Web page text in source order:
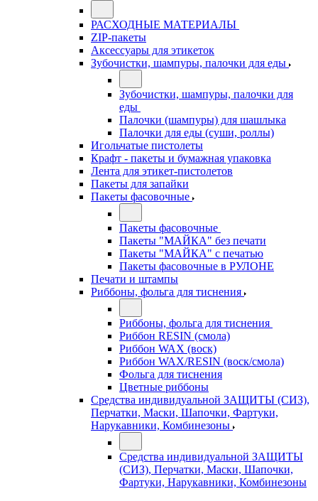
РАСХОДНЫЕ МАТЕРИАЛЫ
ZIP-пакеты
Аксессуары для этикеток
Зубочистки, шампуры, палочки для еды
Зубочистки, шампуры, палочки для
еды
Палочки (шампуры) для шашлыка
Палочки для еды (суши, роллы)
Игольчатые пистолеты
Крафт - пакеты и бумажная упаковка
Лента для этикет-пистолетов
Пакеты для запайки
Пакеты фасовочные
Пакеты фасовочные
Пакеты "МАЙКА" без печати
Пакеты "МАЙКА" с печатью
Пакеты фасовочные в РУЛОНЕ
Печати и штампы
Риббоны, фольга для тиснения
Риббоны, фольга для тиснения
Риббон RESIN (смола)
Риббон WAX (воск)
Риббон WAX/RESIN (воск/смола)
Фольга для тиснения
Цветные риббоны
Средства индивидуальной ЗАЩИТЫ (СИЗ),
Перчатки, Маски, Шапочки, Фартуки,
Нарукавники, Комбинезоны
Средства индивидуальной ЗАЩИТЫ
(СИЗ), Перчатки, Маски, Шапочки,
Фартуки, Нарукавники, Комбинезоны